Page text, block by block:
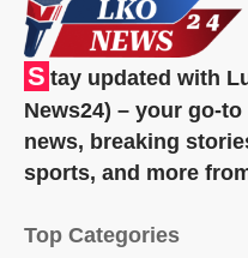
S tay updated with
News24) – your go-
news, breaking
sports, and more
Top Categories